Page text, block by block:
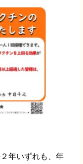
年いずれも、年